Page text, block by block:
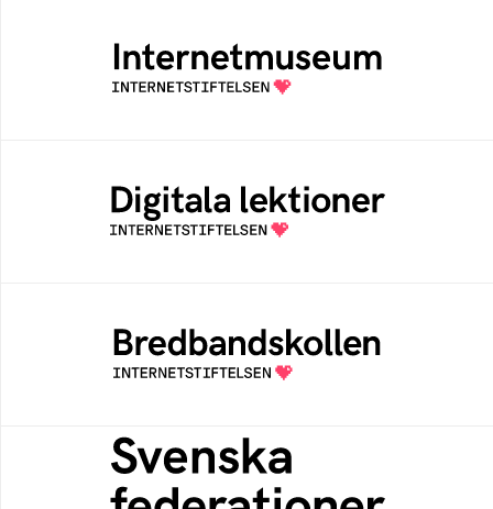
Ett digitalt museum som byggts, och kureras
av Internetstiftelsen
Öppen digital lärresurs med färdiga lektioner
för alla stadier i grundskolan
Bredbandskollen är ett oberoende
konsumentverktyg som drivs av
Internetstiftelsen
Svenska federationer
Grunden för medlemskap i en sektors- eller